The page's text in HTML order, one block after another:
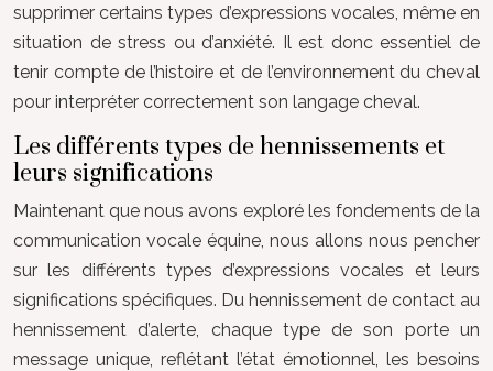
supprimer certains types d’expressions vocales, même en
situation de stress ou d’anxiété. Il est donc essentiel de
tenir compte de l’histoire et de l’environnement du cheval
pour interpréter correctement son langage cheval.
Les différents types de hennissements et
leurs significations
Maintenant que nous avons exploré les fondements de la
communication vocale équine, nous allons nous pencher
sur les différents types d’expressions vocales et leurs
significations spécifiques. Du hennissement de contact au
hennissement d’alerte, chaque type de son porte un
message unique, reflétant l’état émotionnel, les besoins